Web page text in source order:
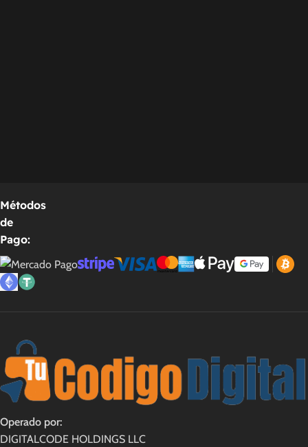
Métodos
de
Pago:
Operado por:
DIGITALCODE HOLDINGS LLC